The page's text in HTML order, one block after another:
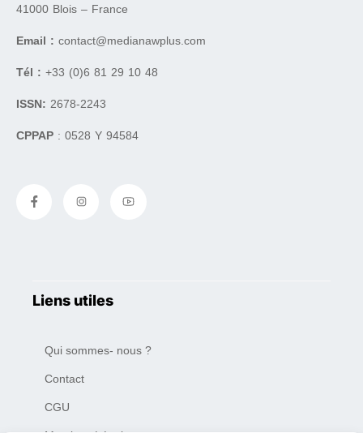
41000 Blois – France
Email : contact@medianawplus.com
Tél : +33 (0)6 81 29 10 48
ISSN: 2678-2243
CPPAP : 0528 Y 94584
Liens utiles
Qui sommes- nous ?
Contact
CGU